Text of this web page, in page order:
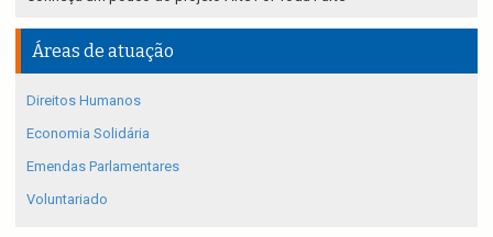
Áreas de atuação
Direitos Humanos
Economia Solidária
Emendas Parlamentares
Voluntariado